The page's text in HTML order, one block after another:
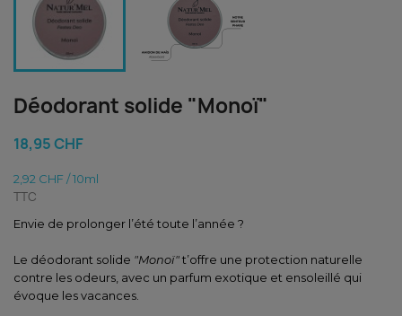
Déodorant solide "Monoï"
18,95 CHF
2,92 CHF / 10ml
TTC
Envie de prolonger l’été toute l’année ?
Le déodorant solide "Monoï"t’offre une protection naturelle
contre les odeurs, avec un parfum exotique et ensoleillé qui
évoque les vacances.